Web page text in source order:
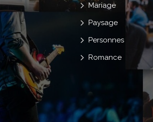
Mariage
Paysage
Personnes
Romance